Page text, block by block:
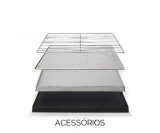
ACESSÓRIOS